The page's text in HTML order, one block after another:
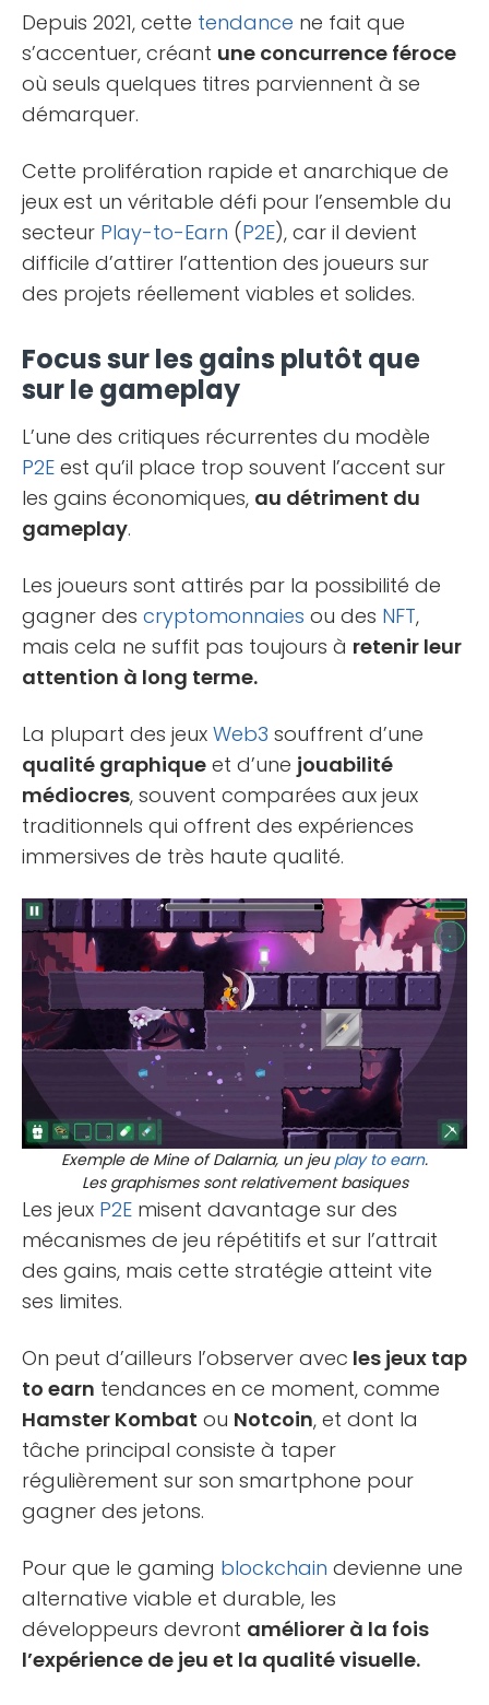
Depuis 2021, cette tendance ne fait que
s’accentuer, créant une concurrence féroce
où seuls quelques titres parviennent à se
démarquer.
Cette prolifération rapide et anarchique de
jeux est un véritable défi pour l’ensemble du
secteur Play-to-Earn (P2E), car il devient
difficile d’attirer l’attention des joueurs sur
des projets réellement viables et solides.
Focus sur les gains plutôt que
sur le gameplay
L’une des critiques récurrentes du modèle
P2E est qu’il place trop souvent l’accent sur
les gains économiques, au détriment du
gameplay.
Les joueurs sont attirés par la possibilité de
gagner des cryptomonnaies ou des NFT,
mais cela ne suffit pas toujours à retenir leur
attention à long terme.
La plupart des jeux Web3 souffrent d’une
qualité graphique et d’une jouabilité
médiocres, souvent comparées aux jeux
traditionnels qui offrent des expériences
immersives de très haute qualité.
Exemple de Mine of Dalarnia, un jeu play to earn.
Les graphismes sont relativement basiques
Les jeux P2E misent davantage sur des
mécanismes de jeu répétitifs et sur l’attrait
des gains, mais cette stratégie atteint vite
ses limites.
On peut d’ailleurs l’observer avec les jeux tap
to earn tendances en ce moment, comme
Hamster Kombat ou Notcoin, et dont la
tâche principal consiste à taper
régulièrement sur son smartphone pour
gagner des jetons.
Pour que le gaming blockchain devienne une
alternative viable et durable, les
développeurs devront améliorer à la fois
l’expérience de jeu et la qualité visuelle.